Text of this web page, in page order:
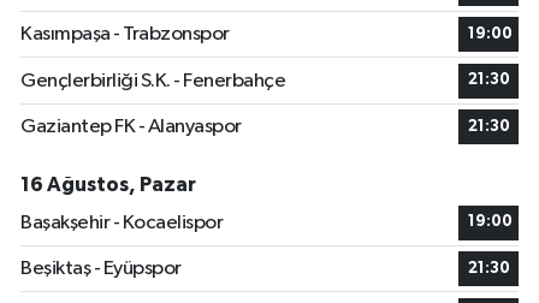
Kasımpaşa - Trabzonspor 19:00
Gençlerbirliği S.K. - Fenerbahçe 21:30
Gaziantep FK - Alanyaspor 21:30
16 Ağustos, Pazar
Başakşehir - Kocaelispor
19:00
Beşiktaş - Eyüpspor 21:30